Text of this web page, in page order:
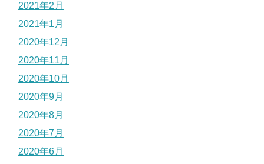
2021年2月
2021年1月
2020年12月
2020年11月
2020年10月
2020年9月
2020年8月
2020年7月
2020年6月